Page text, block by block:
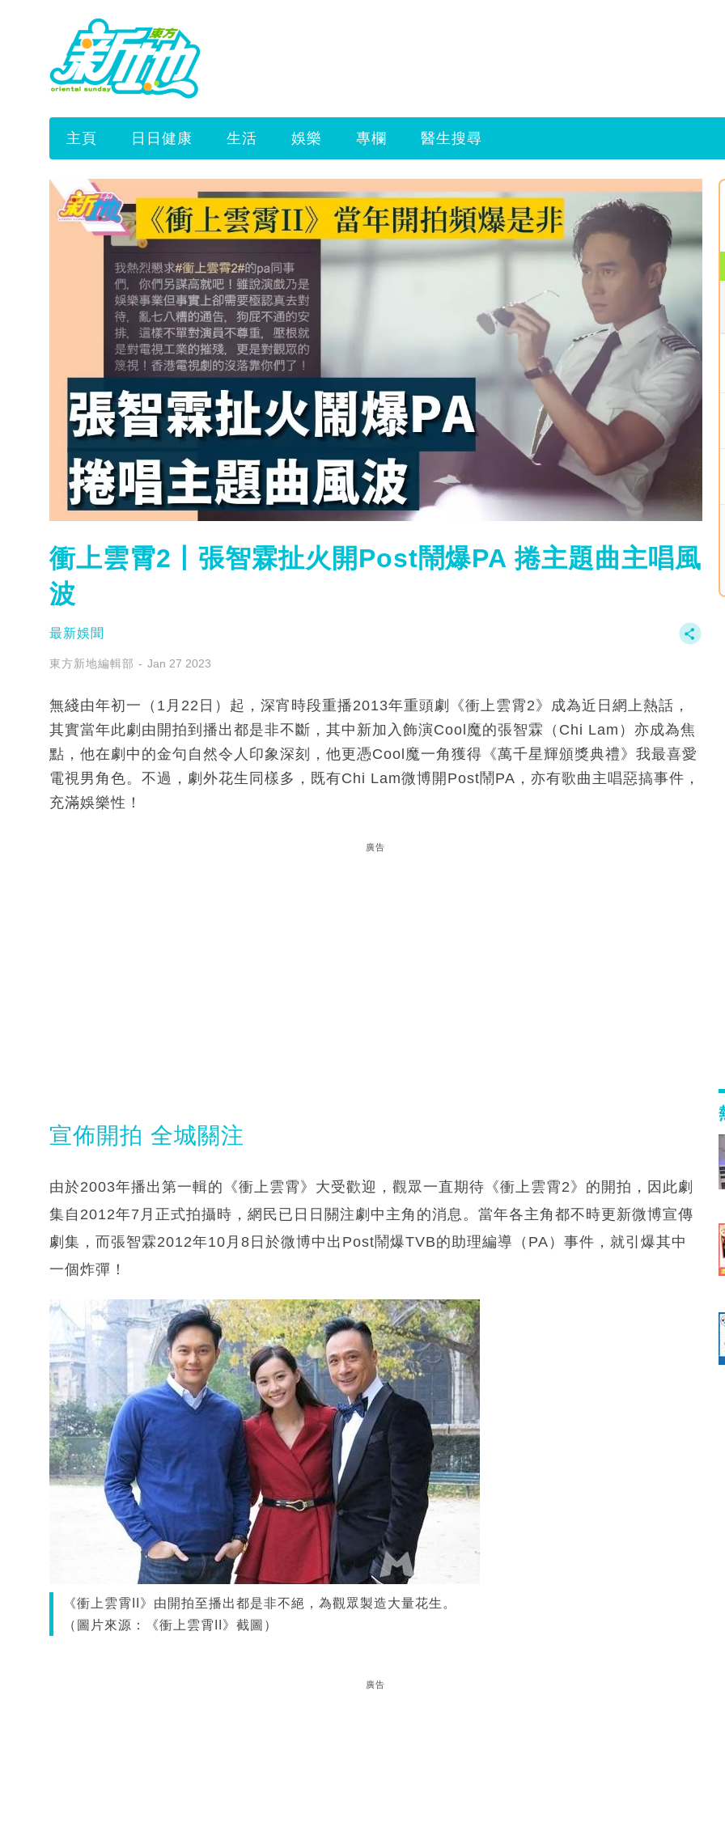
主頁 日日健康 生活 娛樂 專欄 醫生搜尋
衝上雲霄2丨張智霖扯火開Post鬧爆PA 捲主題曲主唱風
波
最新娛聞
東方新地編輯部 Jan 27 2023
無綫由年初一（1月22日）起，深宵時段重播2013年重頭劇《衝上雲霄2》成為近日網上熱話，
其實當年此劇由開拍到播出都是非不斷，其中新加入飾演Cool魔的張智霖（Chi Lam）亦成為焦
點，他在劇中的金句自然令人印象深刻，他更憑Cool魔一角獲得《萬千星輝頒獎典禮》我最喜愛
電視男角色。不過，劇外花生同樣多，既有Chi Lam微博開Post鬧PA，亦有歌曲主唱惡搞事件，
充滿娛樂性！
廣告
宣佈開拍 全城關注
由於2003年播出第一輯的《衝上雲霄》大受歡迎，觀眾一直期待《衝上雲霄2》的開拍，因此劇
集自2012年7月正式拍攝時，網民已日日關注劇中主角的消息。當年各主角都不時更新微博宣傳
劇集，而張智霖2012年10月8日於微博中出Post鬧爆TVB的助理編導（PA）事件，就引爆其中
一個炸彈！
《衝上雲霄II》由開拍至播出都是非不絕，為觀眾製造大量花生。
（圖片來源：《衝上雲霄II》截圖）
廣告